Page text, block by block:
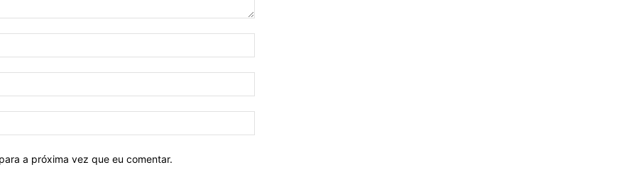
a próxima vez que eu comentar.